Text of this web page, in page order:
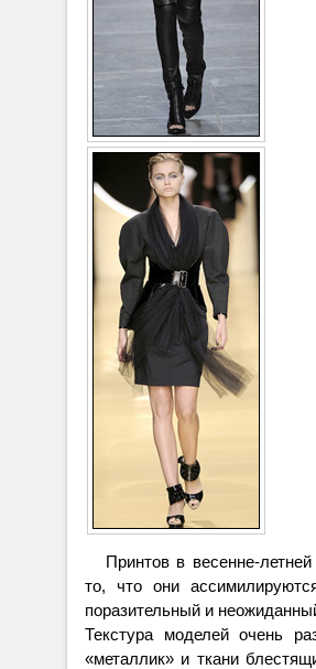
Принтов в весенне-летней
то, что они
поразительный и
Текстура моделей очень
«металлик» и ткани